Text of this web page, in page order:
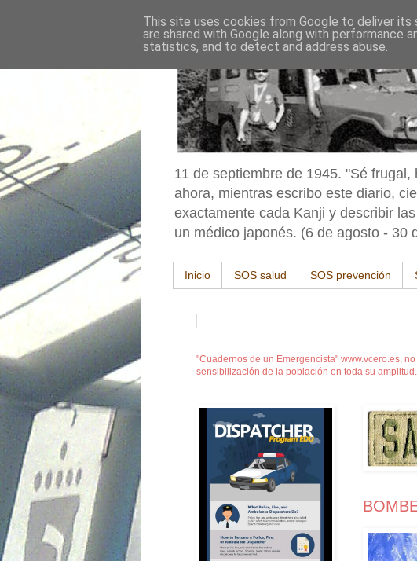
11 de septiembre de 1945. "Sé
ahora, mientras escribo este diario,
exactamente cada Kanji y describir
un médico japonés. (6 de agosto - 30
Inicio SOS salud SOS prevención
"Cuadernos de un Emergencista" www.vcero.es,
sensibilización de la población en toda su
This site uses cookies from Google to deliver its
are shared with Google along with performance
statistics, and to detect and address abuse.